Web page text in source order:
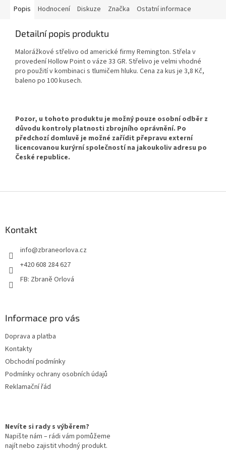
Popis Hodnocení Diskuze Značka Ostatní informace
Detailní popis produktu
Malorážkové střelivo od americké firmy Remington. Střela v
provedení Hollow Point o váze 33 GR. Střelivo je velmi vhodné
pro použití v kombinaci s tlumičem hluku. Cena za kus je 3,8 Kč,
baleno po 100 kusech.
Pozor, u tohoto produktu je možný pouze osobní odběr z
důvodu kontroly platnosti zbrojního oprávnění. Po
předchozí domluvě je možné zařídit přepravu externí
licencovanou kurýrní společností na jakoukoliv adresu po
České republice.
Kontakt
info@zbraneorlova.cz
+420 608 284 627
FB: Zbraně Orlová
Informace pro vás
Doprava a platba
Kontakty
Obchodní podmínky
Podmínky ochrany osobních údajů
Reklamační řád
Nevíte si rady s výběrem?
Napište nám – rádi vám pomůžeme
najít nebo zajistit vhodný produkt.